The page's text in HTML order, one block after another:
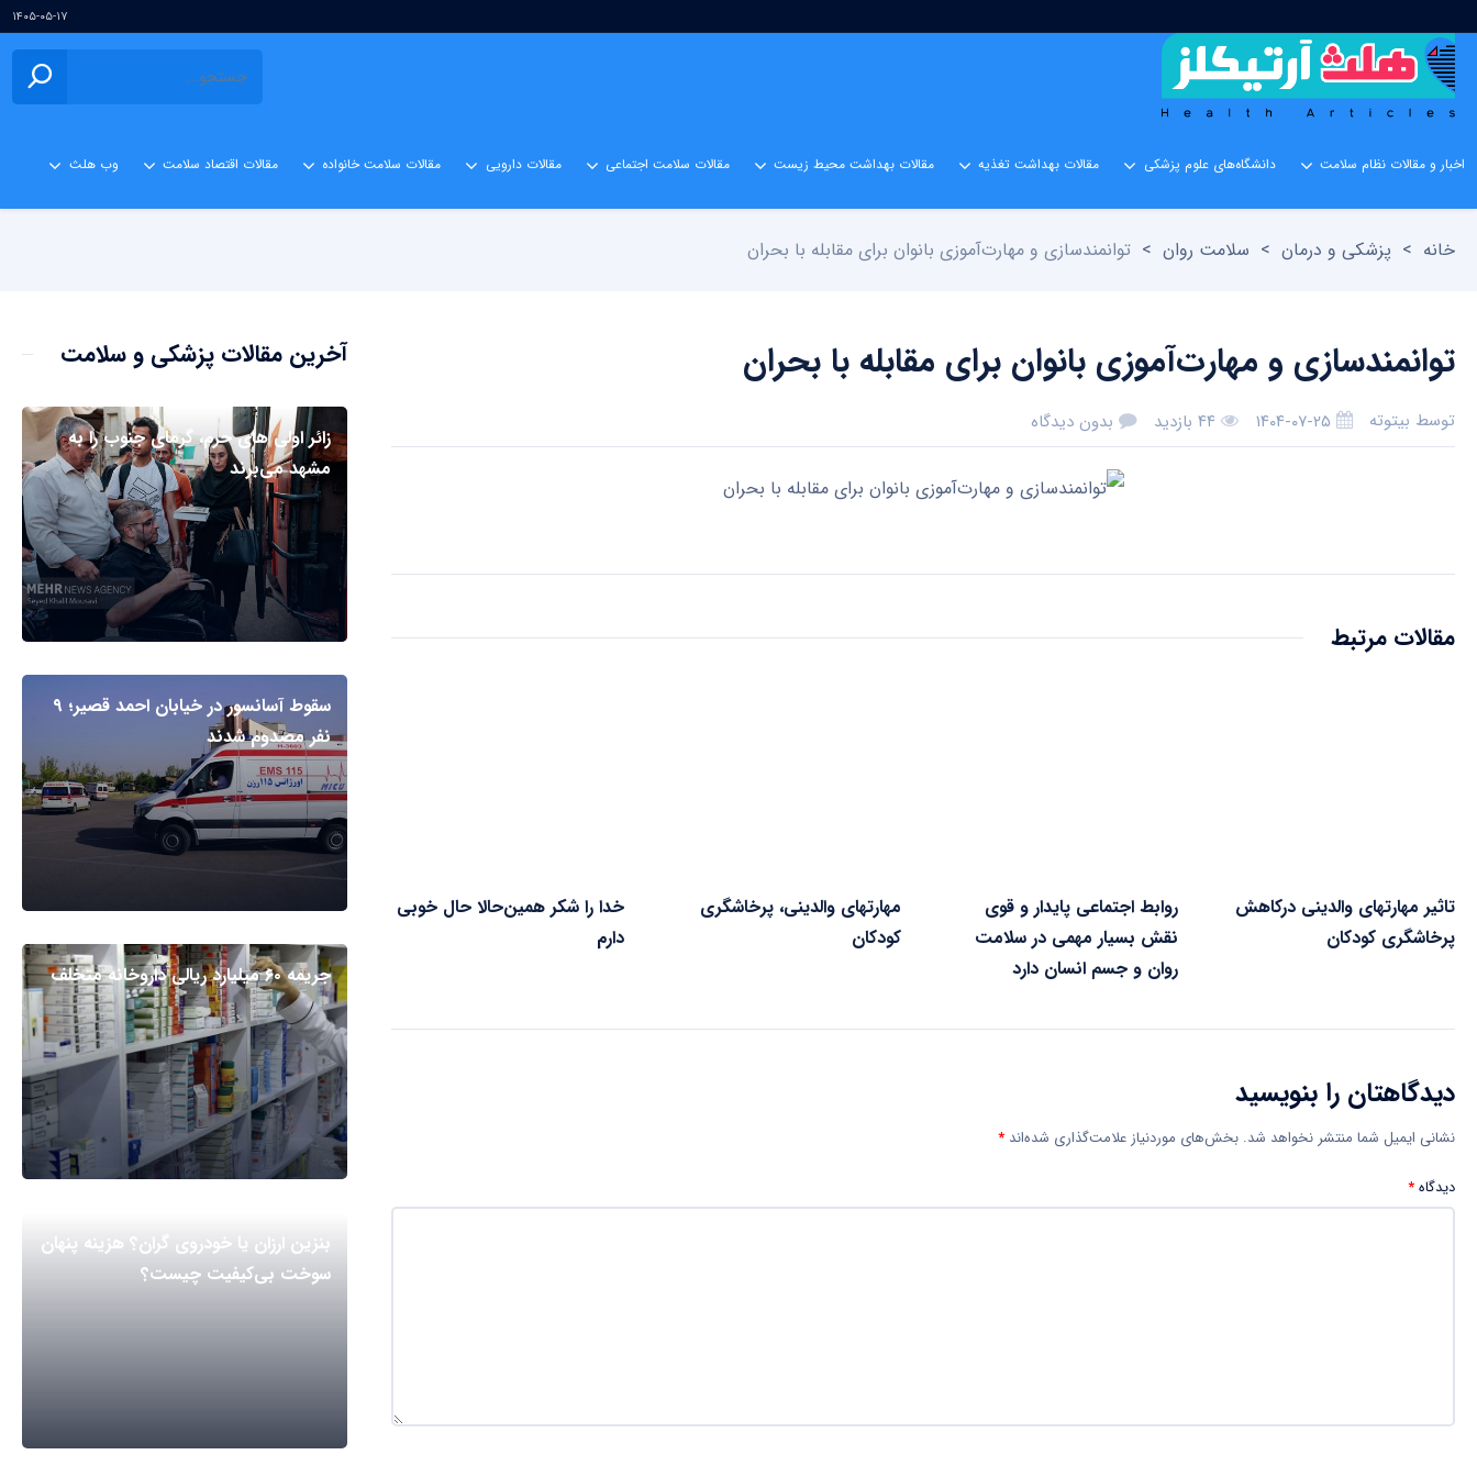
۱۴۰۵-۰۵-۱۷
اخبار و مقالات نظام سلامت دانشگاه‌های علوم پزشکی مقالات بهداشت تغذیه مقالات بهداشت محیط زیست مقالات سلامت اجتماعی مقالات دارویی مقالات سلامت خانواده مقالات اقتصاد سلامت وب هلث
خانه > پزشکی و درمان > سلامت روان > توانمندسازی و مهارت‌آموزی بانوان برای مقابله با بحران
توانمندسازی و مهارت‌آموزی بانوان برای مقابله با بحران
توسط بیتوته ۱۴۰۴-۰۷-۲۵ ۴۴ بازدید بدون دیدگاه
مقالات مرتبط
تاثیر مهارتهای والدینی درکاهش
پرخاشگری کودکان
روابط اجتماعی پایدار و قوی
نقش بسیار مهمی در سلامت
روان و جسم انسان دارد
مهارتهای والدینی، پرخاشگری
کودکان
خدا را شکر همین‌حالا حال خوبی
دارم
دیدگاهتان را بنویسید
نشانی ایمیل شما منتشر نخواهد شد. بخش‌های موردنیاز علامت‌گذاری شده‌اند *
دیدگاه*
آخرین مقالات پزشکی و سلامت
زائر اولی های حرم، گرمای جنوب را به
مشهد می‌برند
سقوط آسانسور در خیابان احمد قصیر؛ ۹
نفر مصدوم شدند
جریمه ۶۰ میلیارد ریالی داروخانه متخلف
بنزین ارزان یا خودروی گران؟ هزینه پنهان
سوخت بی‌کیفیت چیست؟